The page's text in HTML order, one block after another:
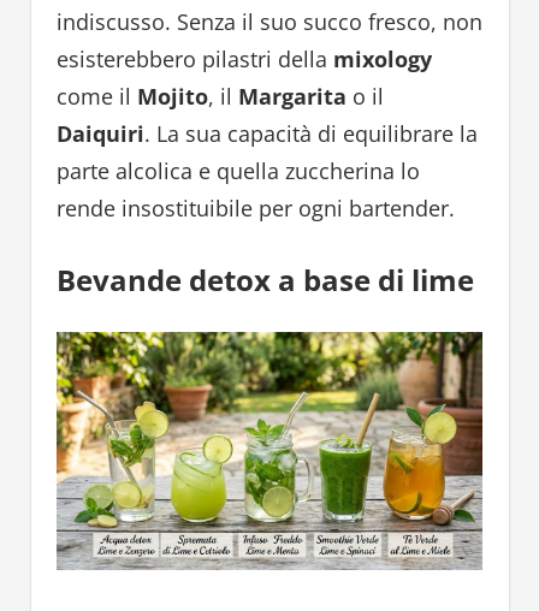
indiscusso. Senza il suo succo fresco, non
esisterebbero pilastri della mixology
come il Mojito, il Margarita o il
Daiquiri. La sua capacità di equilibrare la
parte alcolica e quella zuccherina lo
rende insostituibile per ogni bartender.
Bevande detox a base di lime